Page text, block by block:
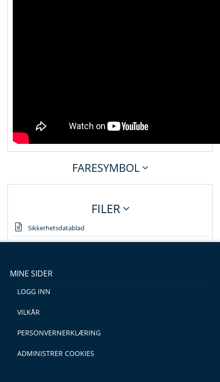
FARESYMBOL
FILER
Sikkerhetsdatablad
MINE SIDER
LOGG INN
VILKÅR
PERSONVERNERKLÆRING
ADMINISTRER COOKIES